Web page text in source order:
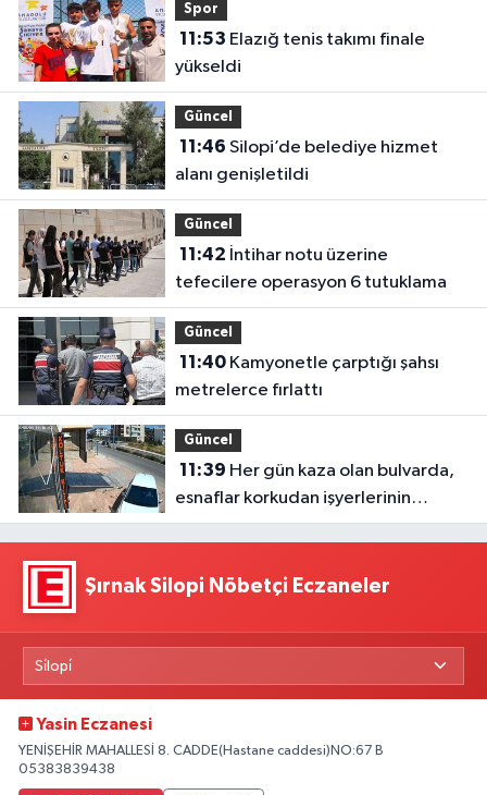
Spor
11:53
yükseldi
Güncel
11:46
alanı genişletildi
Güncel
11:42
tefecilere operasyon 6 tutuklama
Güncel
11:40Kamyonetle çarptığı şahsı
metrelerce fırlattı
Güncel
11:39
esnaflar korkudan işyerlerinin
önünde oturamıyor
Şırnak Silopi Nöbetçi Eczaneler
Yasin Eczanesi
YENİŞEHİR MAHALLESİ 8. CADDE(Hastane caddesi)NO:67 B
05383839438